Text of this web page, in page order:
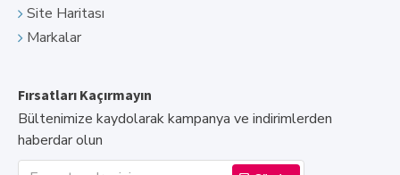
Site Haritası
Markalar
Fırsatları Kaçırmayın
Bültenimize kaydolarak kampanya ve indirimlerden
haberdar olun